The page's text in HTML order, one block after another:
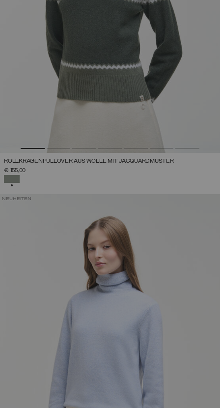
ROLLKRAGENPULLOVER AUS WOLLE MIT JACQUARDMUSTER
€ 155,00
NEUHEITEN